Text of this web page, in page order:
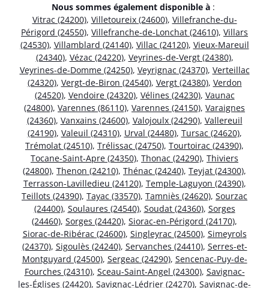
Nous sommes également disponible à :
Vitrac (24200), Villetoureix (24600), Villefranche-du-
Périgord (24550), Villefranche-de-Lonchat (24610), Villars
(24530), Villamblard (24140), Villac (24120), Vieux-Mareuil
(24340), Vézac (24220), Veyrines-de-Vergt (24380),
Veyrines-de-Domme (24250), Veyrignac (24370), Verteillac
(24320), Vergt-de-Biron (24540), Vergt (24380), Verdon
(24520), Vendoire (24320), Vélines (24230), Vaunac
(24800), Varennes (86110), Varennes (24150), Varaignes
(24360), Vanxains (24600), Valojoulx (24290), Vallereuil
(24190), Valeuil (24310), Urval (24480), Tursac (24620),
Trémolat (24510), Trélissac (24750), Tourtoirac (24390),
Tocane-Saint-Apre (24350), Thonac (24290), Thiviers
(24800), Thenon (24210), Thénac (24240), Teyjat (24300),
Terrasson-Lavilledieu (24120), Temple-Laguyon (24390),
Teillots (24390), Tayac (33570), Tamniès (24620), Sourzac
(24400), Soulaures (24540), Soudat (24360), Sorges
(24460), Sorges (24420), Siorac-en-Périgord (24170),
Siorac-de-Ribérac (24600), Singleyrac (24500), Simeyrols
(24370), Sigoulès (24240), Servanches (24410), Serres-et-
Montguyard (24500), Sergeac (24290), Sencenac-Puy-de-
Fourches (24310), Sceau-Saint-Angel (24300), Savignac-
les-Églises (24420), Savignac-Lédrier (24270), Savignac-de-